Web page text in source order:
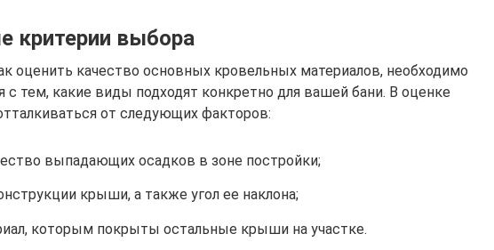
критерии выбора
оценить качество основных кровельных материалов, необходимо
с тем, какие виды подходят конкретно для вашей бани. В оценке
от следующих факторов:
выпадающих осадков в зоне постройки;
крыши, а также угол ее наклона;
которым покрыты остальные крыши на участке.